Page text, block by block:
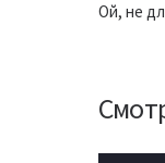
Ой, не